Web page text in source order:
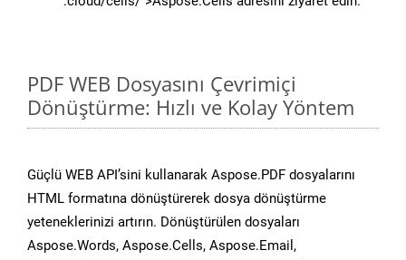
PDF WEB Dosyasını Çevrimiçi
Dönüştürme: Hızlı ve Kolay Yöntem
Güçlü WEB API’sini kullanarak Aspose.PDF dosyalarını
HTML formatına dönüştürerek dosya dönüştürme
yeteneklerinizi artırın. Dönüştürülen dosyaları
Aspose.Words, Aspose.Cells, Aspose.Email,